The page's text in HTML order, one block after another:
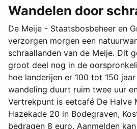
Wandelen door
De Meije - Staatsbosbeheer en
verzorgen morgen een
schraallanden van de Meije. Dit
groot deel nog in de
hoe landerijen er 100 tot 150
wandeling duurt ruim twee uur
Vertrekpunt is eetcafé De Halve
Hazekade 20 in Bodegraven,
bedragen 8 euro. Aanmelden